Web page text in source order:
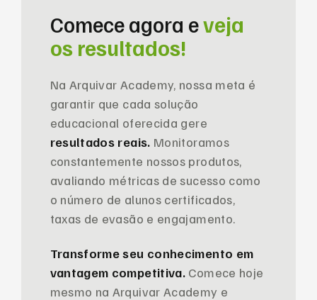
Comece agora eveja
os resultados!
Na Arquivar Academy, nossa meta é
garantir que cada solução
educacional oferecida gere
resultados reais. Monitoramos
constantemente nossos produtos,
avaliando métricas de sucesso como
o número de alunos certificados,
taxas de evasão e engajamento.
Transforme seu conhecimento em
vantagem competitiva. Comece hoje
mesmo na Arquivar Academy e